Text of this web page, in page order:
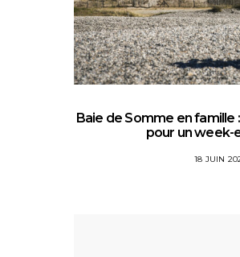
Baie de Somme en famille
pour un week-
18 JUIN